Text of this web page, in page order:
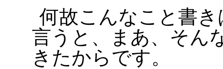
何故こんなこと書
言うと、まあ、そん
きたからです。